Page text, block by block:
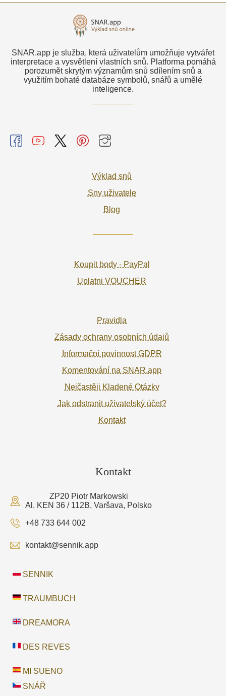
SNAR.app je služba, která uživatelům umožňuje vytvářet
interpretace a vysvětlení vlastních snů. Platforma pomáhá
porozumět skrytým významům snů sdílením snů a
využitím bohaté databáze symbolů, snářů a umělé
inteligence.
Výklad snů
Sny uživatele
Blog
Koupit body - PayPal
Uplatni VOUCHER
Pravidla
Zásady ochrany osobních údajů
Informační povinnost GDPR
Komentování na SNAR.app
Nejčastěji Kladené Otázky
Jak odstranit uživatelský účet?
Kontakt
Kontakt
ZP20 Piotr Markowski
Al. KEN 36 / 112B, Varšava, Polsko
+48 733 644 002
kontakt@sennik.app
SENNIK
TRAUMBUCH
DREAMORA
DES REVES
MI SUENO
SNÁŘ